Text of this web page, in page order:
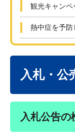
観光キャン
熱中症を予防
入札・公
入札公告の